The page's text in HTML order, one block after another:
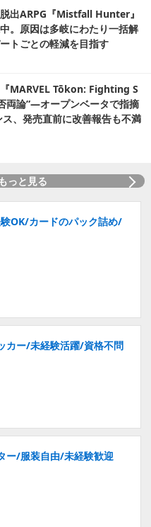
出ARPG『Mistfall Hunter』
。原因は多岐にわたり一括解
トごとの軽減を目指す
MARVEL Tōkon: Fighting S
両論”―オープンベータで指摘
、発売直前に改善報告も不満
っと見る
OK/カードのパック詰め/
カー/未経験活躍/資格不問
ー/服装自由/未経験歓迎